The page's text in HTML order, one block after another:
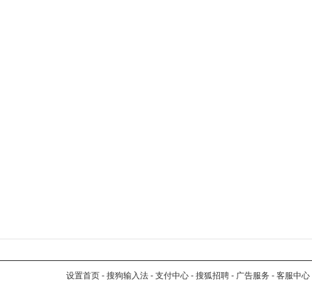
设置首页 - 搜狗输入法 - 支付中心 - 搜狐招聘 - 广告服务 - 客服中心